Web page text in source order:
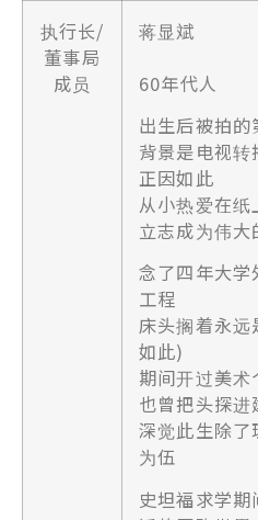
执行长/
董事局
成员
蒋显斌
60年代人
出生后被拍的
背景是电视
正因如此
从小热爱在纸
立志成为伟
念了四年大
工程
床头搁着永
如此)
期间开过美术
也曾把头探进
深觉此生除
为伍
史坦福求学期